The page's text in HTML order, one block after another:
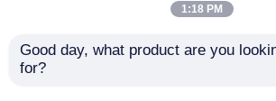
191x 47 X 3cm 159 Kg
1:18 PM
Good day, what product are you
for?